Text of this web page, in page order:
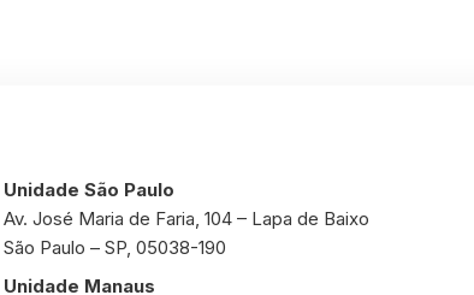
Unidade São Paulo
Av. José Maria de Faria, 104 – Lapa de Baixo
São Paulo – SP, 05038-190
Unidade Manaus